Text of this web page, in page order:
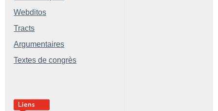
Webditos
Tracts
Argumentaires
Textes de congrès